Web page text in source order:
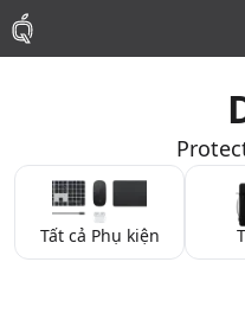
MacBook Pro
MacBook Air
Tất cả Phụ kiện